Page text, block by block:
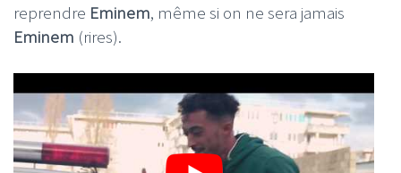
reprendre Eminem, même si on ne sera jamais
Eminem (rires).